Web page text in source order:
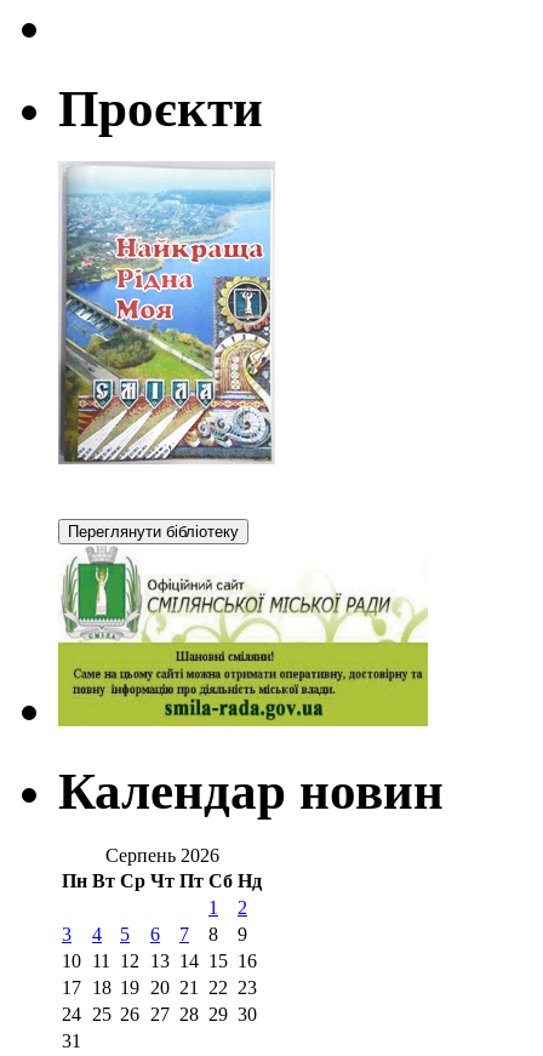
Проєкти
Календар новин
Серпень 2026
Пн Вт Ср Чт Пт Сб Нд
1
2
3
4 5 6 7 8
9
10 11 12 13 14 15 16
17 18 19 20 21 22 23
24 25 26 27 28 29 30
31